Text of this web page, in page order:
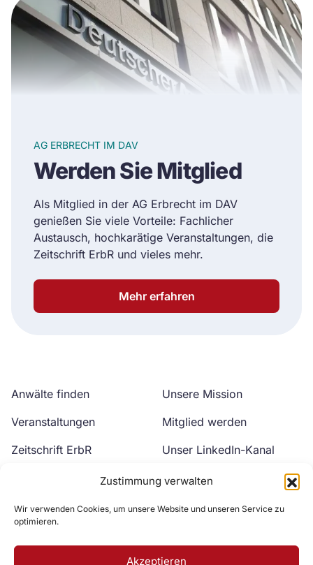
Zustimmung verwalten
Wir verwenden Cookies, um unsere Website und unseren Service zu
optimieren.
Akzeptieren
AG ERBRECHT IM DAV
Werden Sie Mitglied
Als Mitglied in der AG Erbrecht im DAV
genießen Sie viele Vorteile: Fachlicher
Austausch, hochkarätige Veranstaltungen, die
Zeitschrift ErbR und vieles mehr.
Mehr erfahren
Anwälte finden
Veranstaltungen
Zeitschrift ErbR
Unsere Mission
Mitglied werden
Unser LinkedIn-Kanal
Unser YouTube-Kanal